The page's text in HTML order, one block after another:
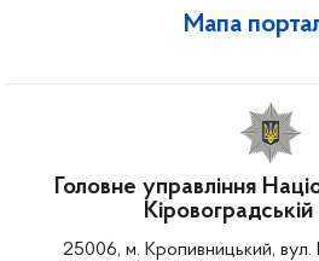
Мапа
Головне управління
25006, м. Кропивницький, вул.